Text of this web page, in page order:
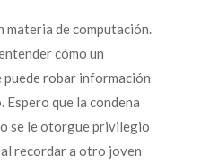
materia de computación.
cómo un
robar información
que la condena
se le otorgue privilegio
recordar a otro joven